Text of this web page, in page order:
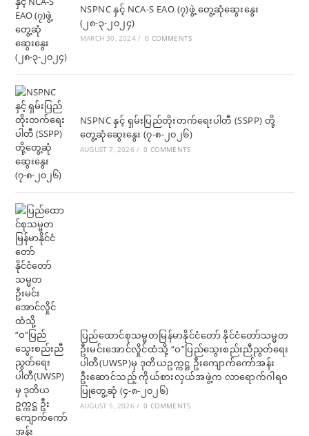
NSPNC နှင့် NCA-S EAO (၇)ဖွဲ့ တွေ့ဆုံဆွေးနွေး
(၂၈-၃-၂၀၂၄)
MARCH 30, 2024 / 0 COMMENTS
NSPNC နှင့် ရှမ်းပြည်တိုးတက်ရေးပါတီ (SSPP) တို့
တွေ့ဆုံဆွေးနွေး (၇-၈-၂၀၂၆)
AUGUST 7, 2026 / 0 COMMENTS
ပြည်ထောင်စုသမ္မတမြန်မာနိုင်ငံတော် နိုင်ငံတော်သမ္မတ
ဦးမင်းအောင်လှိုင်ထံသို့ “ဝ”ပြည်သွေးစည်းညီညွတ်ရေး
ပါတီ(UWSP)မှ ဒုတိယဥက္ကဋ္ဌ ဦးကျောက်ကော်အန်း
ဦးဆောင်သည့် ကိုယ်စားလှယ်အဖွဲ့က လာရောက်ဂါရဝ
ပြုတွေ့ဆုံ (၄-၈-၂၀၂၆)
AUGUST 5, 2026 / 0 COMMENTS